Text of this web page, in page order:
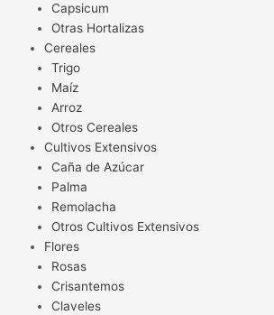
Capsicum
Otras Hortalizas
Cereales
Trigo
Maíz
Arroz
Otros Cereales
Cultivos Extensivos
Caña de Azúcar
Palma
Remolacha
Otros Cultivos Extensivos
Flores
Rosas
Crisantemos
Claveles